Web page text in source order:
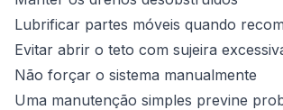
Lubrificar partes móveis quando
Evitar abrir o teto com sujeira
Não forçar o sistema manualmente
Uma manutenção simples previne